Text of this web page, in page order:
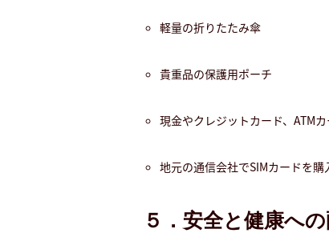
軽量の折りたたみ傘
貴重品の保護用ポーチ
現金やクレジットカード、ATMカ
地元の通信会社でSIMカードを購
５．安全と健康へ